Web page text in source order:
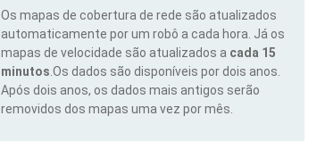
Os mapas de cobertura de rede são atualizados
automaticamente por um robô a cada hora. Já os
mapas de velocidade são atualizados a cada 15
minutos .Os dados são disponíveis por dois anos.
Após dois anos, os dados mais antigos serão
removidos dos mapas uma vez por mês.